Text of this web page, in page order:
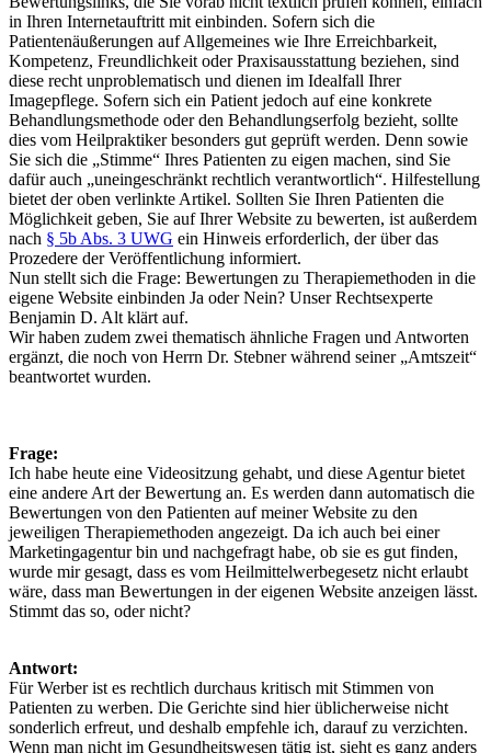
in Ihren Internetauftritt mit einbinden. Sofern sich die
Patientenäußerungen auf Allgemeines wie Ihre Erreichbarkeit,
Kompetenz, Freundlichkeit oder Praxisausstattung beziehen, sind
diese recht unproblematisch und dienen im Idealfall Ihrer
Imagepflege. Sofern sich ein Patient jedoch auf eine konkrete
Behandlungsmethode oder den Behandlungserfolg bezieht, sollte
dies vom Heilpraktiker besonders gut geprüft werden. Denn sowie
Sie sich die „Stimme“ Ihres Patienten zu eigen machen, sind Sie
dafür auch „uneingeschränkt rechtlich verantwortlich“. Hilfestellung
bietet der oben verlinkte Artikel. Sollten Sie Ihren Patienten die
Möglichkeit geben, Sie auf Ihrer Website zu bewerten, ist außerdem
nach § 5b Abs. 3 UWG ein Hinweis erforderlich, der über das
Prozedere der Veröffentlichung informiert.
Nun stellt sich die Frage: Bewertungen zu Therapiemethoden in die
eigene Website einbinden Ja oder Nein? Unser Rechtsexperte
Benjamin D. Alt klärt auf.
Wir haben zudem zwei thematisch ähnliche Fragen und Antworten
ergänzt, die noch von Herrn Dr. Stebner während seiner „Amtszeit“
beantwortet wurden.
Frage:
Ich habe heute eine Videositzung gehabt, und diese Agentur bietet
eine andere Art der Bewertung an. Es werden dann automatisch die
Bewertungen von den Patienten auf meiner Website zu den
jeweiligen Therapiemethoden angezeigt. Da ich auch bei einer
Marketingagentur bin und nachgefragt habe, ob sie es gut finden,
wurde mir gesagt, dass es vom Heilmittelwerbegesetz nicht erlaubt
wäre, dass man Bewertungen in der eigenen Website anzeigen lässt.
Stimmt das so, oder nicht?
Antwort:
Für Werber ist es rechtlich durchaus kritisch mit Stimmen von
Patienten zu werben. Die Gerichte sind hier üblicherweise nicht
sonderlich erfreut, und deshalb empfehle ich, darauf zu verzichten.
Wenn man nicht im Gesundheitswesen tätig ist, sieht es ganz anders